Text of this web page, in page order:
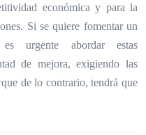
económica y para la
Si se quiere fomentar un
es urgente abordar estas
de mejora, exigiendo las
de lo contrario, tendrá que